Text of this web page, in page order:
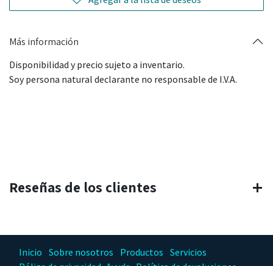
Más información
Disponibilidad y precio sujeto a inventario.
Soy persona natural declarante no responsable de I.V.A.
Reseñas de los clientes
Inicio Sobre nosotros Productos Servicios